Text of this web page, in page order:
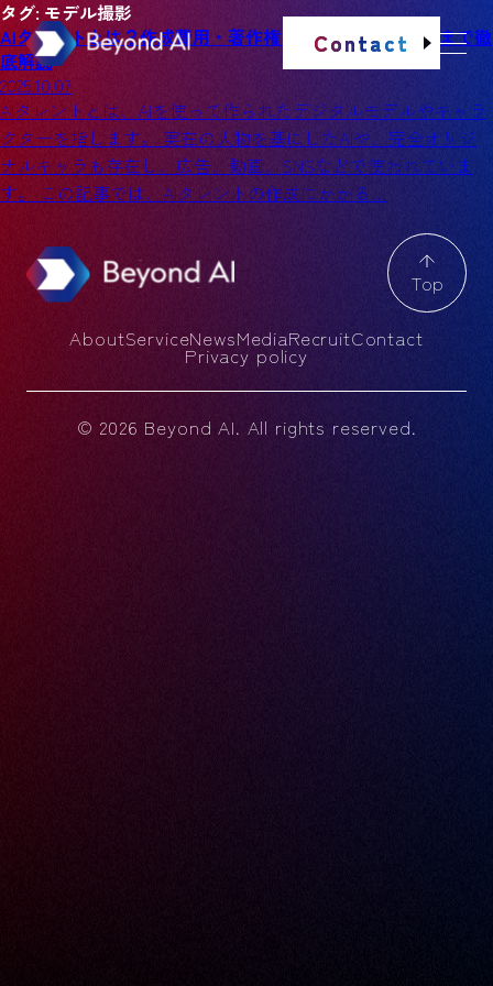
Contact
タグ: モデル撮影
AIタレントとは？作成費用・著作権・活用事例・作り方まで徹
底解説
2025.10.07
AIタレントとは、AIを使って作られたデジタルモデルやキャラ
クターを指します。 実在の人物を基にしたAIや、完全オリジ
ナルキャラも存在し、広告、動画、SNSなどで使われていま
す。 この記事では、AIタレントの作成にかかる…
AboutServiceNewsMediaRecruitContact
Privacy policy
© 2026 Beyond AI. All rights reserved.
Top